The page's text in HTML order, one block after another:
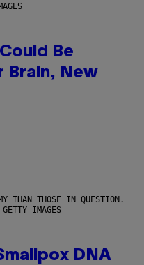
Be
Brain, New
THAN THOSE IN QUESTION.
IMAGES
DNA